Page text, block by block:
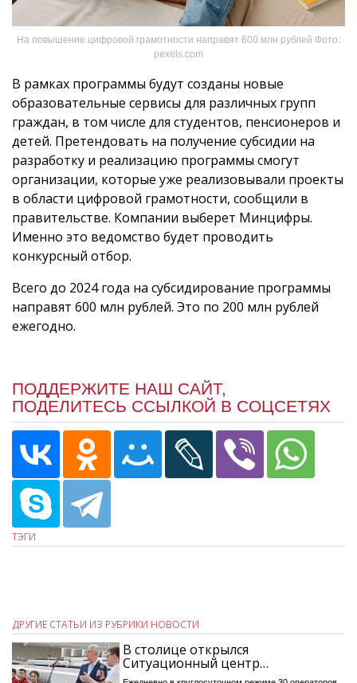
На повышение цифровой грамотности направят 600 млн рублей Фото:
pexels.com
В рамках программы будут созданы новые
образовательные сервисы для различных групп
граждан, в том числе для студентов, пенсионеров и
детей. Претендовать на получение субсидии на
разработку и реализацию программы смогут
организации, которые уже реализовывали проекты
в области цифровой грамотности, сообщили в
правительстве. Компании выберет Минцифры.
Именно это ведомство будет проводить
конкурсный отбор.
Всего до 2024 года на субсидирование программы
направят 600 млн рублей. Это по 200 млн рублей
ежегодно.
ПОДДЕРЖИТЕ НАШ САЙТ,
ПОДЕЛИТЕСЬ ССЫЛКОЙ В СОЦСЕТЯХ
ТЭГИ
ДРУГИЕ СТАТЬИ ИЗ РУБРИКИ НОВОСТИ
В столице открылся
Ситуационный центр…